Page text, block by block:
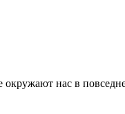
окружают нас в